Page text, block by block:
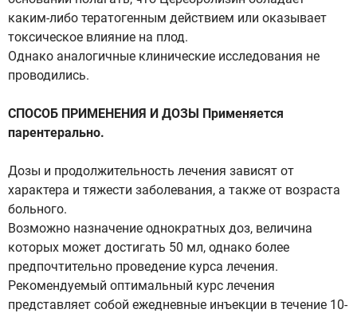
каким-либо тератогенным действием или оказывает
токсическое влияние на плод.
Однако аналогичные клинические исследования не
проводились.
СПОСОБ ПРИМЕНЕНИЯ И ДОЗЫ Применяется
парентерально.
Дозы и продолжительность лечения зависят от
характера и тяжести заболевания, а также от возраста
больного.
Возможно назначение однократных доз, величина
которых может достигать 50 мл, однако более
предпочтительно проведение курса лечения.
Рекомендуемый оптимальный курс лечения
представляет собой ежедневные инъекции в течение 10-